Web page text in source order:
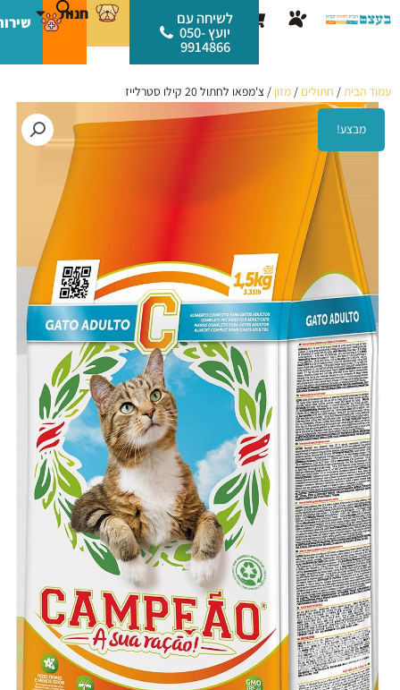
לתוכן
עגלת
קניות
לשיחה עם
יועץ 050-
9914866
חנות
עמוד הבית/ חתולים / מזון / צ'מפאו לחתול 20 קילו סטרלייז
מבצע!